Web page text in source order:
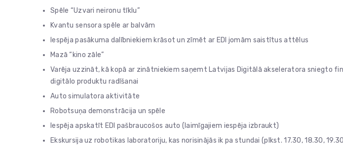
Spēle “Uzvari neironu tīklu”
Kvantu sensora spēle ar balvām
Iespēja pasākuma dalībniekiem krāsot un zīmēt ar EDI jomām saistītus attēlus
Mazā “kino zāle”
Varēja uzzināt, kā kopā ar zinātniekiem saņemt Latvijas Digitālā akseleratora sniegto
digitālo produktu radīšanai
Auto simulatora aktivitāte
Robotsuņa demonstrācija un spēle
Iespēja apskatīt EDI pašbraucošos auto (laimīgajiem iespēja izbraukt)
Ekskursija uz robotikas laboratoriju, kas norisinājās ik pa stundai (plkst. 17.30, 18.30,